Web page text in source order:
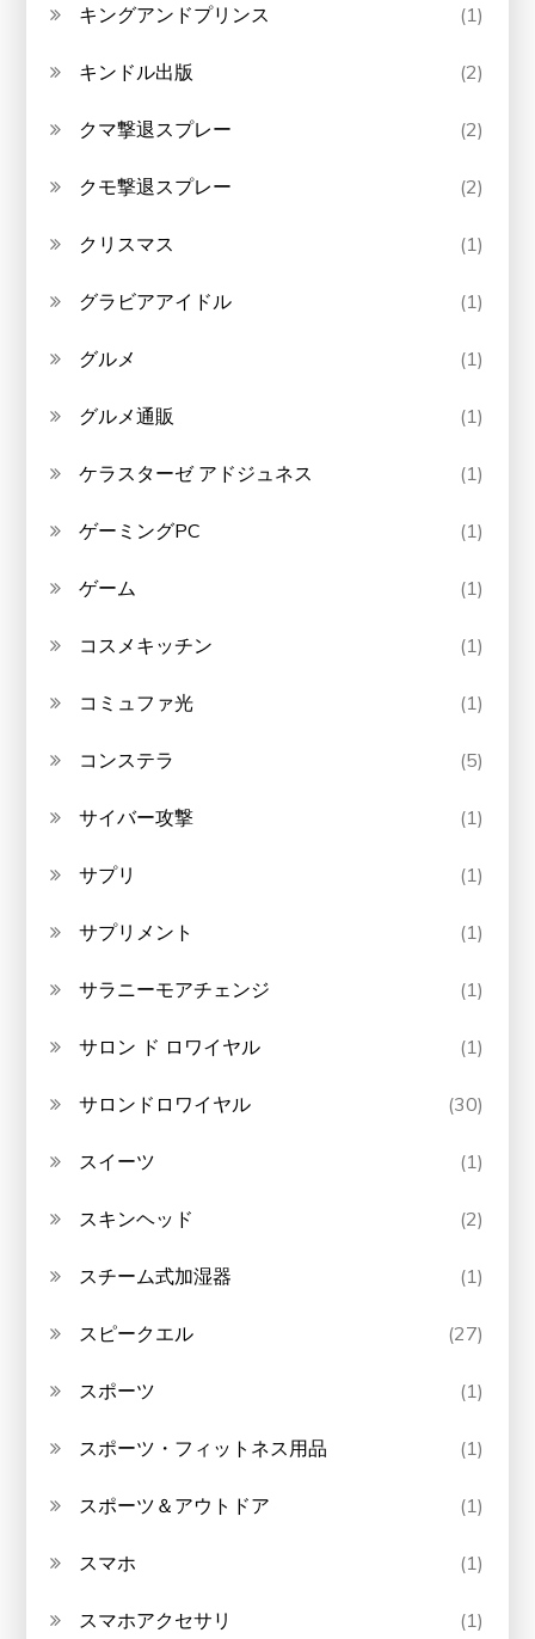
キングアンドプリンス (1)
キンドル出版 (2)
クマ撃退スプレー (2)
クモ撃退スプレー (2)
クリスマス (1)
グラビアアイドル (1)
グルメ (1)
グルメ通販 (1)
ケラスターゼ アドジュネス (1)
ゲーミングPC (1)
ゲーム (1)
コスメキッチン (1)
コミュファ光 (1)
コンステラ (5)
サイバー攻撃 (1)
サプリ (1)
サプリメント (1)
サラニーモアチェンジ (1)
サロン ド ロワイヤル (1)
サロンドロワイヤル (30)
スイーツ (1)
スキンヘッド (2)
スチーム式加湿器 (1)
スピークエル (27)
スポーツ (1)
スポーツ・フィットネス用品 (1)
スポーツ＆アウトドア (1)
スマホ (1)
スマホアクセサリ (1)